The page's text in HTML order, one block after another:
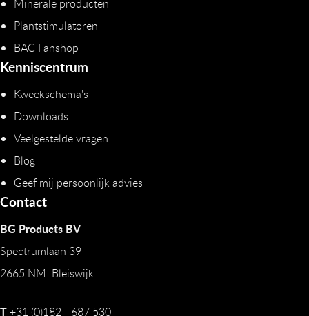
Minerale producten
Plantstimulatoren
BAC Fanshop
Kenniscentrum
Kweekschema's
Downloads
Veelgestelde vragen
Blog
Geef mij persoonlijk advies
Contact
BG Products BV
Spectrumlaan 39
2665 NM Bleiswijk
T+31 (0)182 - 687 530